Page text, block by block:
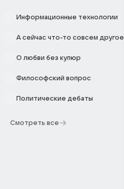
Информационные технологии
А сейчас что-то совсем другое
О любви без купюр
Философский вопрос
Политические дебаты
Смотреть все